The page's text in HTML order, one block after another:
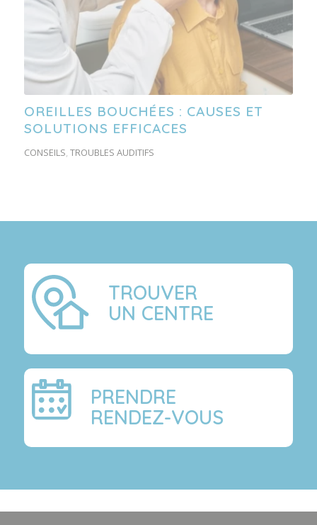
OREILLES BOUCHÉES : CAUSES ET
SOLUTIONS EFFICACES
CONSEILS, TROUBLES AUDITIFS
TROUVER
UN CENTRE
PRENDRE
RENDEZ-VOUS